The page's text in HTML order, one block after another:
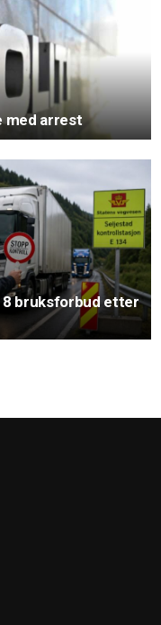
med arrest
bruksforbud etter